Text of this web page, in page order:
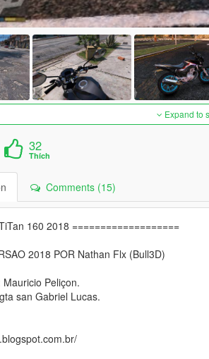
Expand to
32
Thích
Comments (15)
160 2018 ===================
2018 POR Nathan Flx (Bull3D)
Peliçon.
san Gabriel Lucas.